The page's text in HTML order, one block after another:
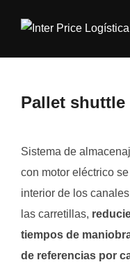
Pallet shuttle
Sistema de
con motor eléctrico
interior de los
las carretillas,
tiempos de
de referencias por